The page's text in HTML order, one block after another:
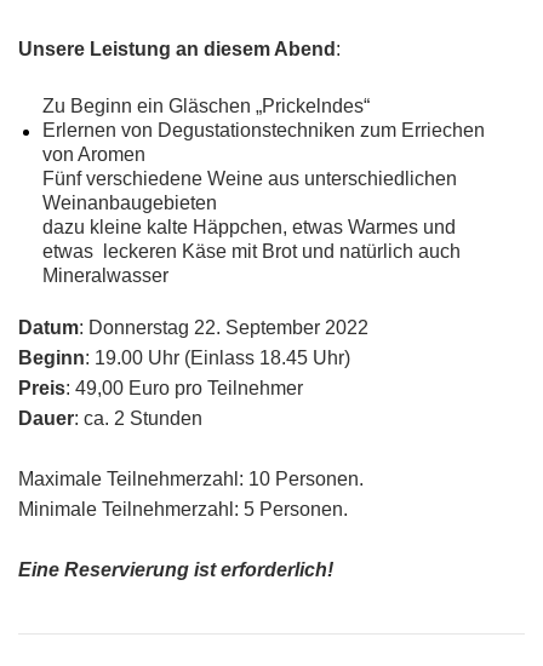
SPEISEN
Unsere Leistung an diesem Abend :
Zu Beginn ein Gläschen „Prickelndes“
Erlernen von Degustationstechniken zum Erriechen
von Aromen
Fünf verschiedene Weine aus unterschiedlichen
Weinanbaugebieten
dazu kleine kalte Häppchen, etwas Warmes und
etwas leckeren Käse mit Brot und natürlich auch
Mineralwasser
Datum: Donnerstag 22. September 2022
Beginn: 19.00 Uhr (Einlass 18.45 Uhr)
Preis: 49,00 Euro pro Teilnehmer
Dauer: ca. 2 Stunden
Maximale Teilnehmerzahl: 10 Personen.
Minimale Teilnehmerzahl: 5 Personen.
Eine Reservierung ist erforderlich!